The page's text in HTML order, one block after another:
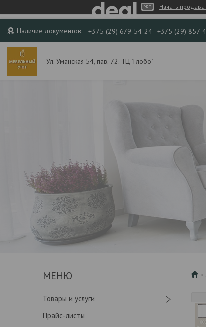
Начать
Наличие документов +375 (29) 679-54-24 +375 (29) 857-
Ул. Уманская 54, пав. 72. ТЦ "Глобо"
Товары и услуги
Прайс-листы